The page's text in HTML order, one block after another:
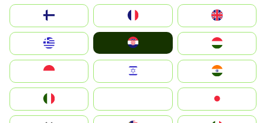
United Kingdom
Magyarország